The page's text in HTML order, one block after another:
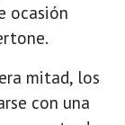
ocasión
mitad, los
con una